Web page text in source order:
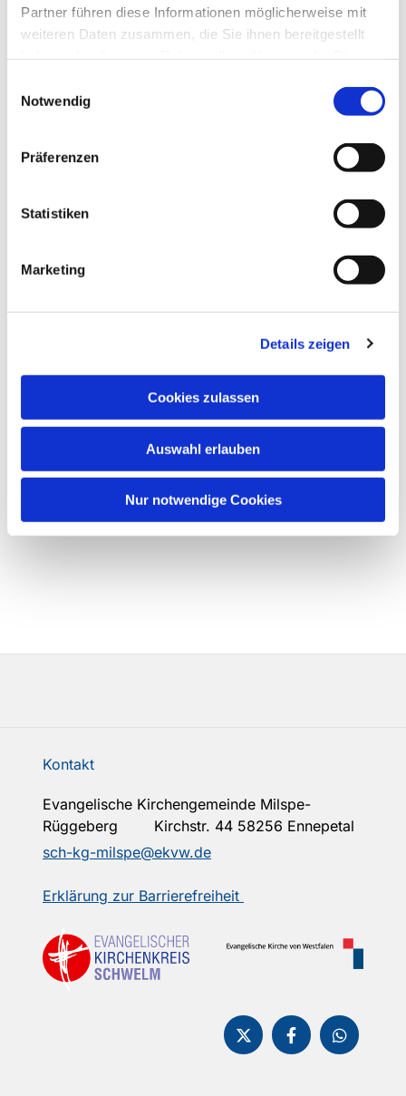
Partner führen diese Informationen möglicherweise mit
weiteren Daten zusammen, die Sie ihnen bereitgestellt
Notwendig
Präferenzen
Statistiken
Marketing
Details zeigen
Cookies zulassen
Auswahl erlauben
Nur notwendige Cookies
Kontakt
Evangelische Kirchengemeinde Milspe-
Rüggeberg Kirchstr. 44 58256 Ennepetal
sch-kg-milspe@ekvw.de
Erklärung zur Barrierefreiheit